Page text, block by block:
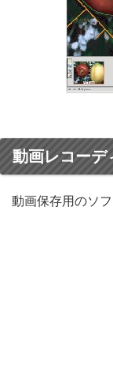
動画レコーデ
動画保存用のソフ